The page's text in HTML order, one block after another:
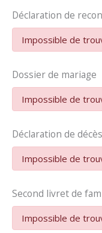
Déclaration de
Impossible de
Dossier de mariage
Impossible de
Déclaration de décès
Impossible de
Second livret de
Impossible de